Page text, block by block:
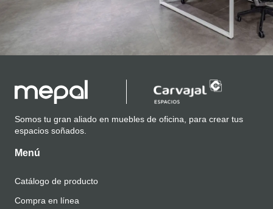
Somos tu gran aliado en muebles de oficina, para crear tus
espacios soñados.
Menú
Catálogo de producto
Compra en línea